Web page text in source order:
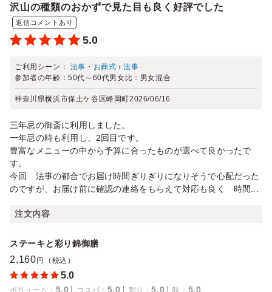
沢山の種類のおかずで見た目も良く好評でした
返信コメントあり
5.0
ご利用シーン： 法事・お葬式 ›法事
参加者の年齢：50代～60代男女比： 男女混合
神奈川県横浜市保土ケ谷区峰岡町2026/06/16
三年忌の御斎に利用しました。
一年忌の時も利用し、2回目です。
豊富なメニューの中から予算に合ったものが選べて良かったで
す。
今回 法事の都合でお届け時間ぎりぎりになりそうで心配だった
のですが、お届け前に確認の連絡をもらえて対応も良く 時間...
注文内容
ステーキと彩り錦御膳
2,160 円（税込）
5.0
ボリューム ： 5.0 コスパ ： 5.0 彩り ：5.0 味 ： 5.0